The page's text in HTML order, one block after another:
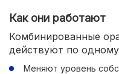
Как они работают
Комбинированные
действуют по
Меняют уровень